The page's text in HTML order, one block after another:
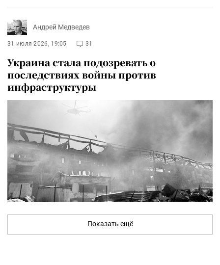
Андрей Медведев
31 июля 2026, 19:05 31
Украина стала подозревать о
последствиях войны против
инфраструктуры
Показать ещё